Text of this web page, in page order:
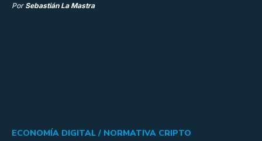
Por Sebastián La Mastra
ECONOMÍA DIGITAL / NORMATIVA CRIPTO